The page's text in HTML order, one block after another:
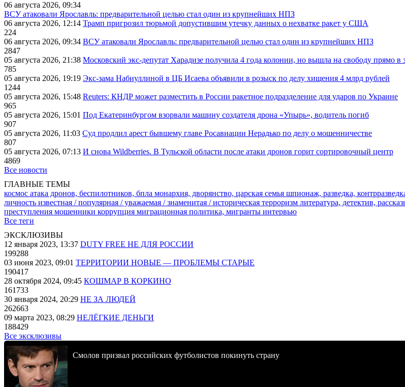
06 августа 2026, 09:34
ВСУ атаковали Ярославль: предварительной целью стал один из крупнейших НПЗ
06 августа 2026, 12:14 Трамп пригрозил тюрьмой допустившим утечку данных о нехватке ракет у США
224
06 августа 2026, 09:34 ВСУ атаковали Ярославль: предварительной целью стал один из крупнейших НПЗ
2847
05 августа 2026, 21:38 Московский экс-депутат Харадизе получила 4 года колонии, но вышла на свободу прямо в
785
05 августа 2026, 19:19 Экс-зама Набиуллиной в ЦБ Исаева объявили в розыск по делу хищения 4 млрд рублей
1244
05 августа 2026, 15:48 Reuters: КНДР может разместить в России ракетное подразделение для ударов по Украине
965
05 августа 2026, 15:01 Под Екатеринбургом взорвали машину создателя дрона «Упырь», водитель погиб
907
05 августа 2026, 11:03 Суд продлил арест бывшему главе Росавиации Нерадько по делу о мошенничестве
807
05 августа 2026, 07:13 И снова Wildberries. В Тульской области после атаки дронов горит сортировочный центр
4869
Все новости
ГЛАВНЫЕ ТЕМЫ
космос атака дронов, беспилотников, бпла монархия, дворянство, царская семья шпионаж, разведка,
личность известная / популярная / уважаемая / знаменитая / историческая терроризм литература, детектив,
преступления мошенники коррупция миграционная политика, мигранты интервью
Все теги
ЭКСКЛЮЗИВЫ
12 января 2023, 13:37 DUTY FREE НЕ ДЛЯ РОССИИ
199288
03 июня 2023, 09:01 ТЕРРИТОРИИ НОВЫЕ — ПРОБЛЕМЫ СТАРЫЕ
190417
28 октября 2024, 09:45 КОШМАР В КОРКИНО
161733
30 января 2024, 20:29 НЕ ЗА ЛЮДЕЙ
262663
09 марта 2023, 08:29 НЕЛЁГКИЕ ДЕНЬГИ
188429
Все эксклюзивы
Смолов призвал российских футболистов покинуть страну